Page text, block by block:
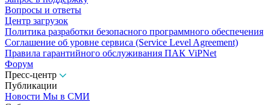
Вопросы и ответы
Центр загрузок
Политика разработки безопасного программного обеспечения
Соглашение об уровне сервиса (Service Level Agreement)
Правила гарантийного обслуживания ПАК ViPNet
Форум
Пресс-центр
Публикации
Новости Мы в СМИ